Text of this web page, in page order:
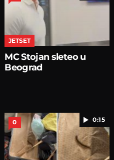
JETSET
MC Stojan sleteo u
Beograd
0:15
0